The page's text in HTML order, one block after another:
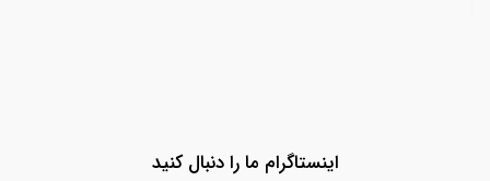
اینستاگرام ما را دنبال کنید